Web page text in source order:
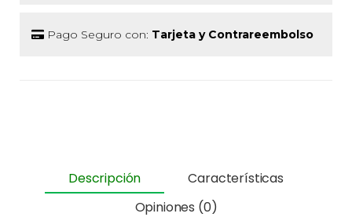
Pago Seguro con: Tarjeta y Contrareembolso
Descripción
Características
Opiniones (0)